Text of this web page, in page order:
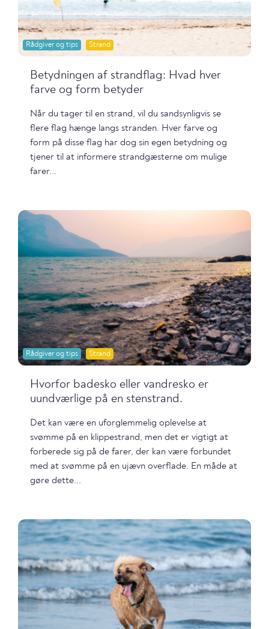
Rådgiver og tips Strand
Betydningen af strandflag: Hvad hver
farve og form betyder
Når du tager til en strand, vil du sandsynligvis se
flere flag hænge langs stranden. Hver farve og
form på disse flag har dog sin egen betydning og
tjener til at informere strandgæsterne om mulige
farer...
Rådgiver og tips Strand
Hvorfor badesko eller vandresko er
uundværlige på en stenstrand.
Det kan være en uforglemmelig oplevelse at
svømme på en klippestrand, men det er vigtigt at
forberede sig på de farer, der kan være forbundet
med at svømme på en ujævn overflade. En måde at
gøre dette...